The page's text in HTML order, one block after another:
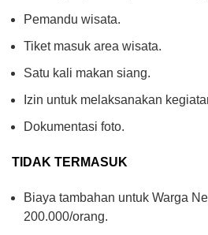
Pemandu wisata.
Tiket masuk area wisata.
Satu kali makan siang.
Izin untuk melaksanakan
Dokumentasi foto.
TIDAK TERMASUK
Biaya tambahan untuk Warga
200.000/orang.